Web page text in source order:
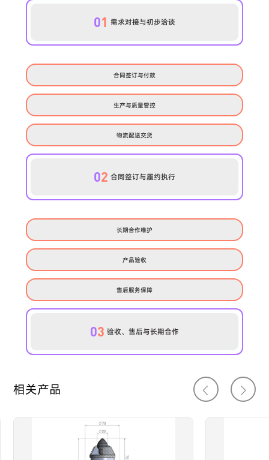
01 需求对接与初步洽谈
合同签订与付款
生产与质量管控
物流配送交货
02 合同签订与履约执行
长期合作维护
产品验收
售后服务保障
03 验收、售后与长期合作
相关产品